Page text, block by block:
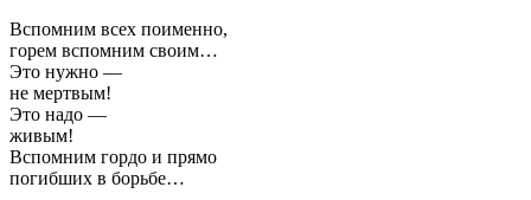
Вспомним всех поименно,
горем вспомним своим…
Это нужно —
не мертвым!
Это надо —
живым!
Вспомним гордо и прямо
погибших в борьбе…